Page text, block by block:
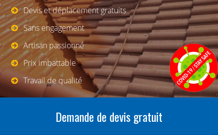
Devis et déplacement gratuits
Sans engagement
Artisan passionné
Prix imbattable
Travail de qualité
Demande de devis gratuit